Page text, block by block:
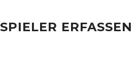
SPIELER ERFASSEN